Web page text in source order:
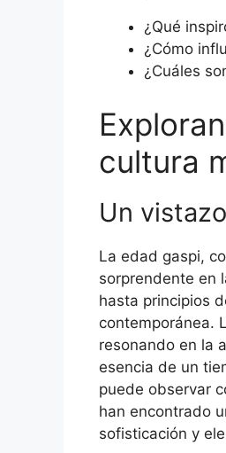
¿Qué
¿Cómo
¿Cuáles
cultura
Un
La edad gaspi,
sorprendente en
hasta principios
contemporánea.
resonando en la
esencia de un
puede observar
han encontrado
sofisticación y